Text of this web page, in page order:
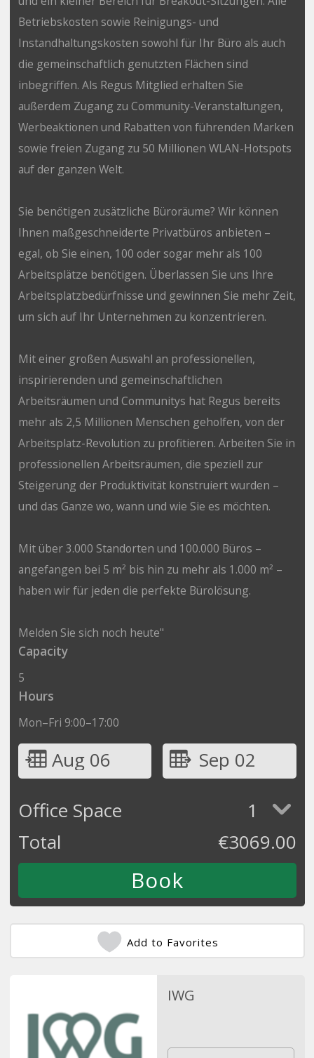
Betriebskosten sowie Reinigungs- und
Instandhaltungskosten sowohl für Ihr Büro als auch
die gemeinschaftlich genutzten Flächen sind
inbegriffen. Als Regus Mitglied erhalten Sie
außerdem Zugang zu Community-Veranstaltungen,
Werbeaktionen und Rabatten von führenden Marken
sowie freien Zugang zu 50 Millionen WLAN-Hotspots
auf der ganzen Welt.
Sie benötigen zusätzliche Büroräume? Wir können
Ihnen maßgeschneiderte Privatbüros anbieten –
egal, ob Sie einen, 100 oder sogar mehr als 100
Arbeitsplätze benötigen. Überlassen Sie uns Ihre
Arbeitsplatzbedürfnisse und gewinnen Sie mehr Zeit,
um sich auf Ihr Unternehmen zu konzentrieren.
Mit einer großen Auswahl an professionellen,
inspirierenden und gemeinschaftlichen
Arbeitsräumen und Communitys hat Regus bereits
mehr als 2,5 Millionen Menschen geholfen, von der
Arbeitsplatz-Revolution zu profitieren. Arbeiten Sie in
professionellen Arbeitsräumen, die speziell zur
Steigerung der Produktivität konstruiert wurden –
und das Ganze wo, wann und wie Sie es möchten.
Mit über 3.000 Standorten und 100.000 Büros –
angefangen bei 5 m² bis hin zu mehr als 1.000 m² –
haben wir für jeden die perfekte Bürolösung.
Melden Sie sich noch heute"
Capacity
5
Hours
Mon–Fri 9:00–17:00
Aug 06
Sep 02
Office Space
1
Total
€3069.00
Add to Favorites
IWG